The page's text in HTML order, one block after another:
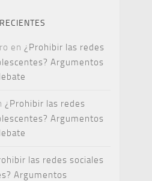
en ¿Prohibir las redes
Argumentos
¿Prohibir las redes
Argumentos
las redes sociales
Argumentos